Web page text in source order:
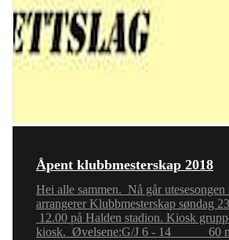
Åpent klubbmesterskap 2018
Hei alle sammen. Nå går
arrangerer Klubbmesterskap søndag
12.00 på Halden stadion. Kiosk
kiosk. Øvelsene:G/J 6 - 14 60